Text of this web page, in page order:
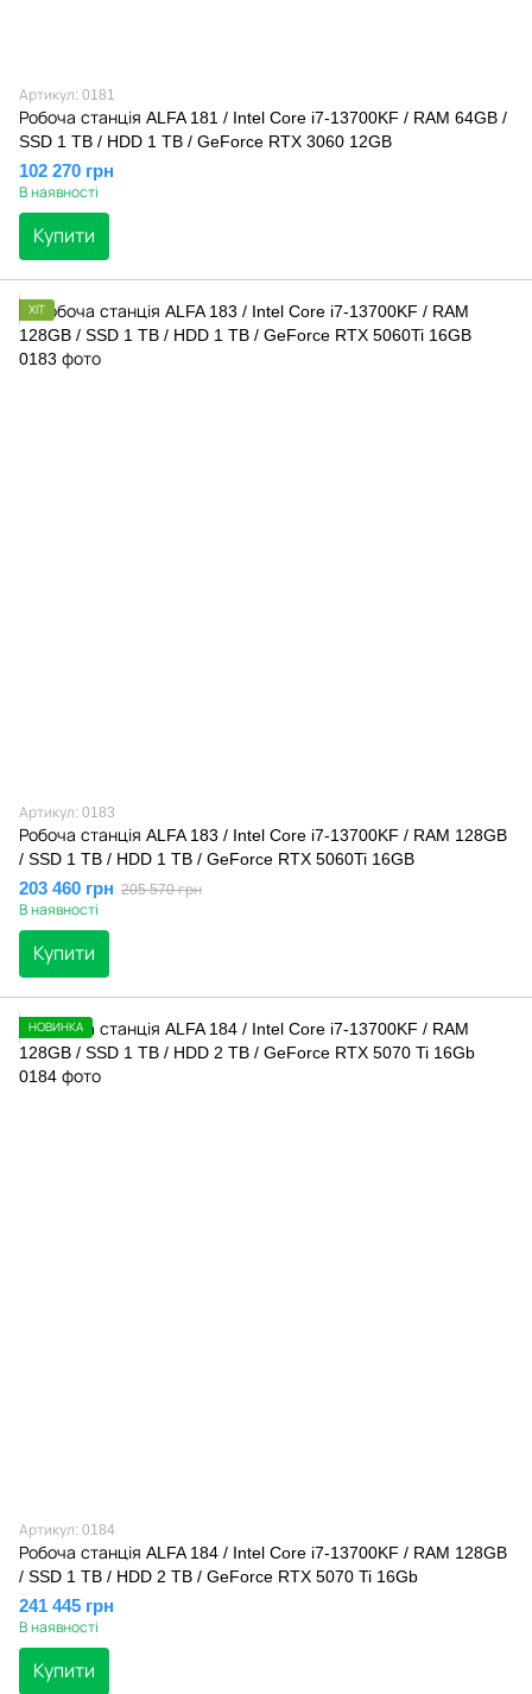
Артикул: 0181
Робоча станція ALFA 181 / Intel Core i7-13700KF / RAM 64GB /
SSD 1 TB / HDD 1 TB / GeForce RTX 3060 12GB
102 270 грн
В наявності
Купити
ХІТ
Артикул: 0183
Робоча станція ALFA 183 / Intel Core i7-13700KF / RAM 128GB
/ SSD 1 TB / HDD 1 TB / GeForce RTX 5060Ti 16GB
203 460 грн 205 570 грн
В наявності
Купити
НОВИНКА
Артикул: 0184
Робоча станція ALFA 184 / Intel Core i7-13700KF / RAM 128GB
/ SSD 1 TB / HDD 2 TB / GeForce RTX 5070 Ti 16Gb
241 445 грн
В наявності
Купити